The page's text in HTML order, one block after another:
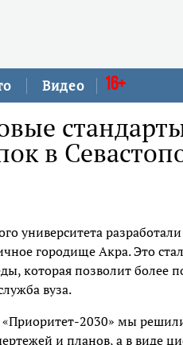
Видео 16+
в
университета
городище Акра. Это
которая позволит более
вуза.
2030» мы
и планов, а в виде